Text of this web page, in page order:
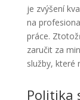
je zvýšení
na
práce.
zaručit za
služby, které
Politika